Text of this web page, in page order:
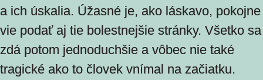
a ich úskalia. Úžasné je, ako láskavo, pokojne
vie podať aj tie bolestnejšie stránky. Všetko sa
zdá potom jednoduchšie a vôbec nie také
tragické ako to človek vnímal na začiatku.